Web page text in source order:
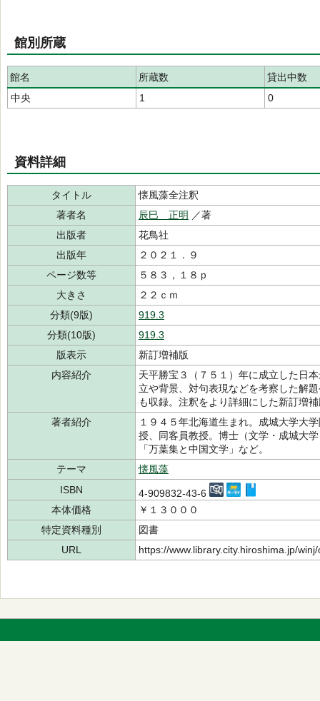
館別所蔵
館名 所蔵数
貸出中数
中央
1 0
資料詳細
タイトル
懐風藻全注釈
著者名
辰巳 正明 ／著
出版者
花鳥社
出版年
２０２１．９
ページ数等
５８３，１８ｐ
大きさ
２２ｃｍ
分類(9版)
919.3
分類(10版)
919.3
版表示
新訂増補版
内容紹介
天平勝宝３（７５１）年に成立した日
立や背景、対句表現などを考察した解
も収録。注釈をより詳細にした新訂増
著者紹介
１９４５年北海道生まれ。成城大学大
授、同客員教授。博士（文学・成城大
「万葉集と中国文学」など。
テーマ
懐風藻
ISBN
4-909832-43-6
本体価格
￥１３０００
特定資料種別
図書
URL
https://www.library.city.hiroshima.jp/